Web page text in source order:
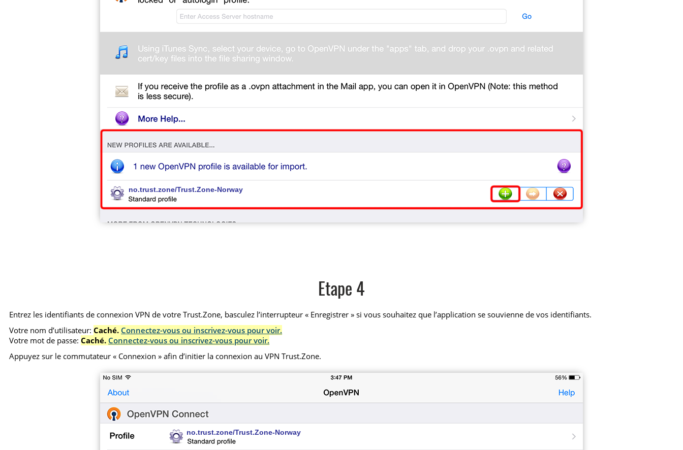
no.trust.zone/Trust.Zone-Norway
Etape 4
Entrez les identifiants de connexion VPN de votre Trust.Zone, basculez l’interrupteur « Enregistrer » si vous souhaitez que l’application se souvienne de vos identifiants.
Votre nom d’utilisateur:Caché. Connectez-vous ou inscrivez-vous pour voir.
Votre mot de passe:Caché. Connectez-vous ou inscrivez-vous pour voir.
Appuyez sur le commutateur « Connexion » afin d’initier la connexion au VPN Trust.Zone.
no.trust.zone/Trust.Zone-Norway